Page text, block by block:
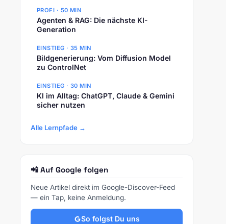
PROFI · 50 MIN
Agenten & RAG: Die nächste KI-
Generation
EINSTIEG · 35 MIN
Bildgenerierung: Vom Diffusion Model
zu ControlNet
EINSTIEG · 30 MIN
KI im Alltag: ChatGPT, Claude & Gemini
sicher nutzen
Alle Lernpfade →
📲 Auf Google folgen
Neue Artikel direkt im Google-Discover-Feed
— ein Tap, keine Anmeldung.
So folgst Du uns